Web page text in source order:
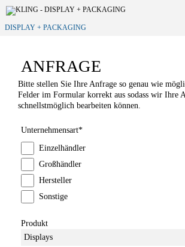
DISPLAY + PACKAGING
ANFRAGE
Bitte stellen Sie Ihre Anfrage so genau wie
Felder im Formular korrekt aus sodass wir Ihre
schnellstmöglich bearbeiten können.
Unternehmensart*
Einzelhändler
Großhändler
Hersteller
Sonstige
Produkt